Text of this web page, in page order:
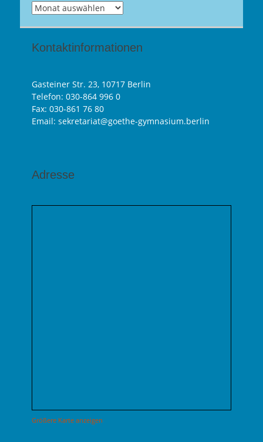
Archiv
Kontaktinformationen
Gasteiner Str. 23, 10717 Berlin
Telefon: 030-864 996 0
Fax: 030-861 76 80
Email: sekretariat@goethe-gymnasium.berlin
Adresse
Größere Karte anzeigen